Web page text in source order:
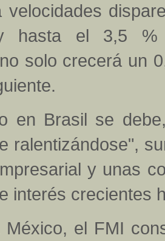
velocidades
hasta el 3,5 %
solo crecerá un
en Brasil se
ralentizándose",
y unas
interés crecientes
México, el FMI